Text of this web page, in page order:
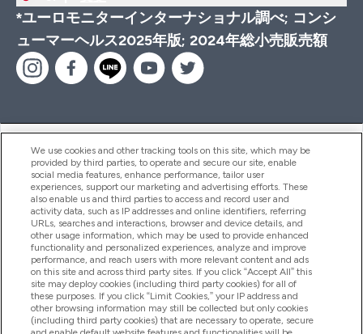
*ユーロモニターインターナショナル調べ; コンシ
ューマーヘルス2025年版; 2024年総小売販売額
ヘルプ＆ガイド
商品について
会社概要
特典＆ポイント
We use cookies and other tracking tools on this site, which may be
provided by third parties, to operate and secure our site, enable
social media features, enhance performance, tailor user
experiences, support our marketing and advertising efforts. These
also enable us and third parties to access and record user and
activity data, such as IP addresses and online identifiers, referring
URLs, searches and interactions, browser and device details, and
other usage information, which may be used to provide enhanced
functionality and personalized experiences, analyze and improve
performance, and reach users with more relevant content and ads
on this site and across third party sites. If you click “Accept All” this
site may deploy cookies (including third party cookies) for all of
these purposes. If you click “Limit Cookies,” your IP address and
other browsing information may still be collected but only cookies
(including third party cookies) that are necessary to operate, secure